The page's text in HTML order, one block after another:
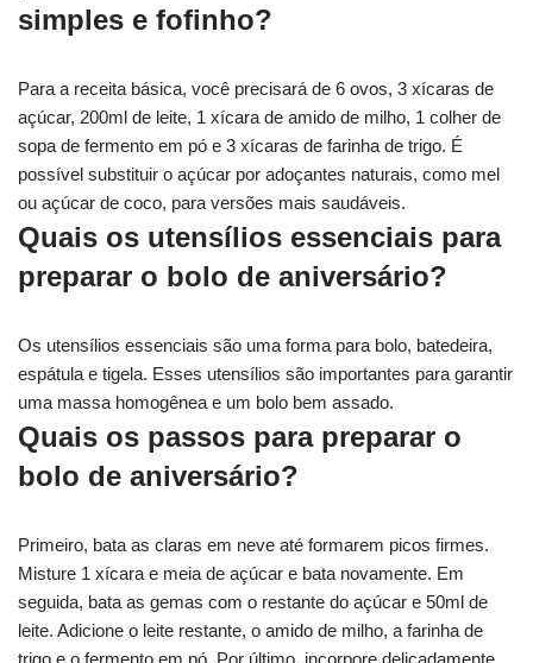
simples e fofinho?
Para a receita básica, você precisará de 6 ovos, 3 xícaras de
açúcar, 200ml de leite, 1 xícara de amido de milho, 1 colher de
sopa de fermento em pó e 3 xícaras de farinha de trigo. É
possível substituir o açúcar por adoçantes naturais, como mel
ou açúcar de coco, para versões mais saudáveis.
Quais os utensílios essenciais para
preparar o bolo de aniversário?
Os utensílios essenciais são uma forma para bolo, batedeira,
espátula e tigela. Esses utensílios são importantes para garantir
uma massa homogênea e um bolo bem assado.
Quais os passos para preparar o
bolo de aniversário?
Primeiro, bata as claras em neve até formarem picos firmes.
Misture 1 xícara e meia de açúcar e bata novamente. Em
seguida, bata as gemas com o restante do açúcar e 50ml de
leite. Adicione o leite restante, o amido de milho, a farinha de
trigo e o fermento em pó. Por último, incorpore delicadamente